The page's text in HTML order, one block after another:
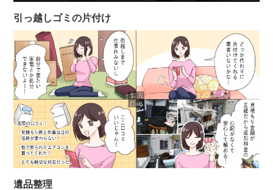
引っ越しゴミの片付け
遺品整理